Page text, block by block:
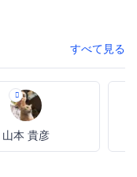
すべて見る
山本 貴彦